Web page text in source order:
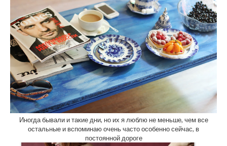
Иногда бывали и такие дни, но их я люблю не меньше, чем все
остальные и вспоминаю очень часто особенно сейчас, в
постоянной дороге